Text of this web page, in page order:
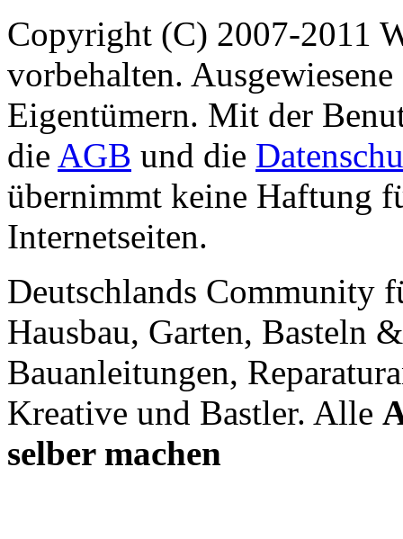
Copyright (C) 2007-2011
vorbehalten.
Eigentümern. Mit der
die AGB und die
übernimmt keine Haftung
Internetseiten.
Deutschlands Community
Hausbau, Garten, Basteln
Bauanleitungen,
Kreative und Bastler. Alle
selber machen